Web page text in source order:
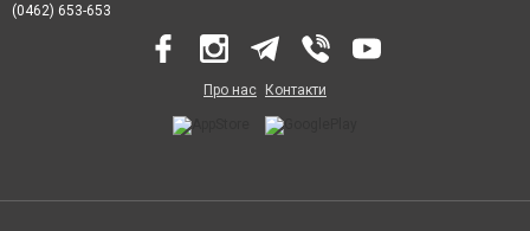
(0462) 653-653
Про нас Контакти